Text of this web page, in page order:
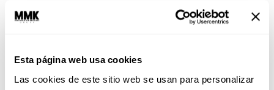
Esta página web usa cookies
Las cookies de este sitio web se usan para personalizar
la comunidad LGBT. Además, es un acto de
confianza por el que este ser querido está
quien ha cambiado, sino tú, porque te has hecho
más humano.